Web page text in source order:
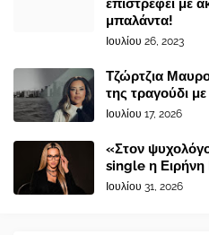
επιστρέφει με
μπαλάντα!
Ιουλίου 26, 2023
Τζώρτζια
της τραγούδι
Ιουλίου 17, 2026
«Στον
single η Ειρήνη
Ιουλίου 31, 2026